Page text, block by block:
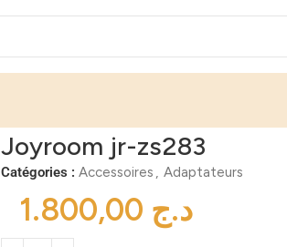
Joyroom jr-zs283
Catégories : Accessoires , Adaptateurs
د.ج